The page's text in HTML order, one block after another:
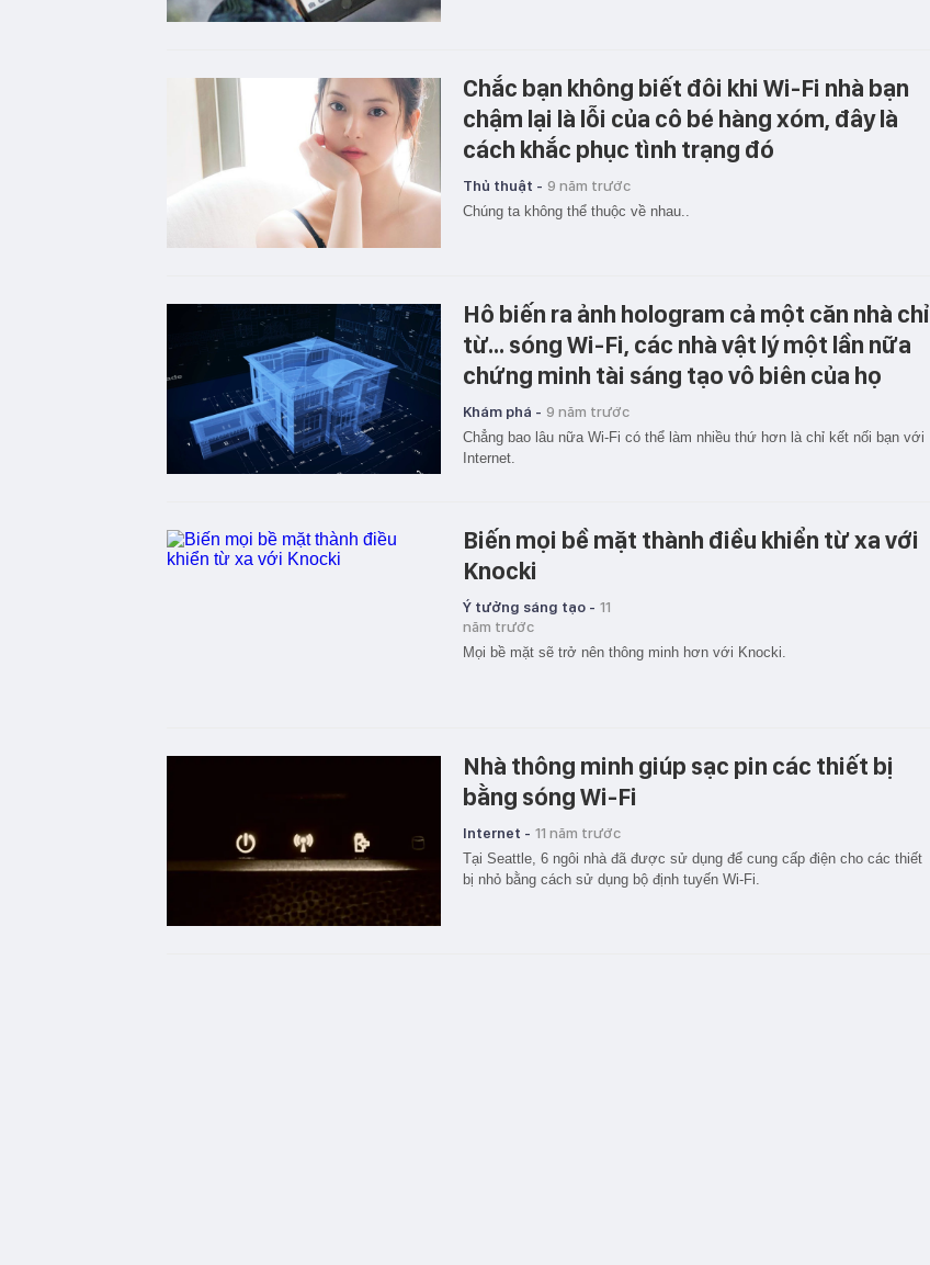
Chắc bạn không biết đôi khi Wi-Fi nhà bạn
chậm lại là lỗi của cô bé hàng xóm, đây là
cách khắc phục tình trạng đó
Thủ thuật - 9 năm trước
Chúng ta không thể thuộc về nhau..
Hô biến ra ảnh hologram cả một căn nhà chỉ
từ... sóng Wi-Fi, các nhà vật lý một lần nữa
chứng minh tài sáng tạo vô biên của họ
Khám phá - 9 năm trước
Chẳng bao lâu nữa Wi-Fi có thể làm nhiều thứ hơn là chỉ kết nối bạn với
Internet.
Biến mọi bề mặt thành điều khiển từ xa với
Knocki
Ý tưởng sáng tạo - 11
năm trước
Mọi bề mặt sẽ trở nên thông minh hơn với Knocki.
Nhà thông minh giúp sạc pin các thiết bị
bằng sóng Wi-Fi
Internet - 11 năm trước
Tại Seattle, 6 ngôi nhà đã được sử dụng để cung cấp điện cho các thiết
bị nhỏ bằng cách sử dụng bộ định tuyến Wi-Fi.